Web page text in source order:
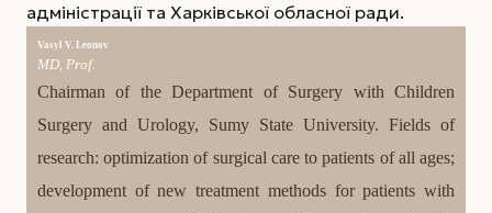
адміністрації та Харківської обласної ради.
Vasyl V. Leonov
MD, Prof.
Chairman of the Department of Surgery with Children
Surgery and Urology, Sumy State University. Fields of
research: optimization of surgical care to patients of all ages;
development of new treatment methods for patients with